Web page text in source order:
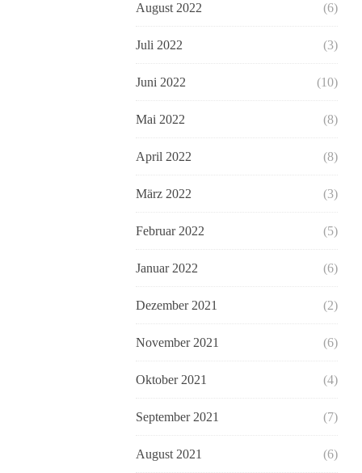
August 2022 (6)
Juli 2022 (3)
Juni 2022 (10)
Mai 2022 (8)
April 2022 (8)
März 2022 (3)
Februar 2022 (5)
Januar 2022 (6)
Dezember 2021 (2)
November 2021 (6)
Oktober 2021 (4)
September 2021 (7)
August 2021 (6)